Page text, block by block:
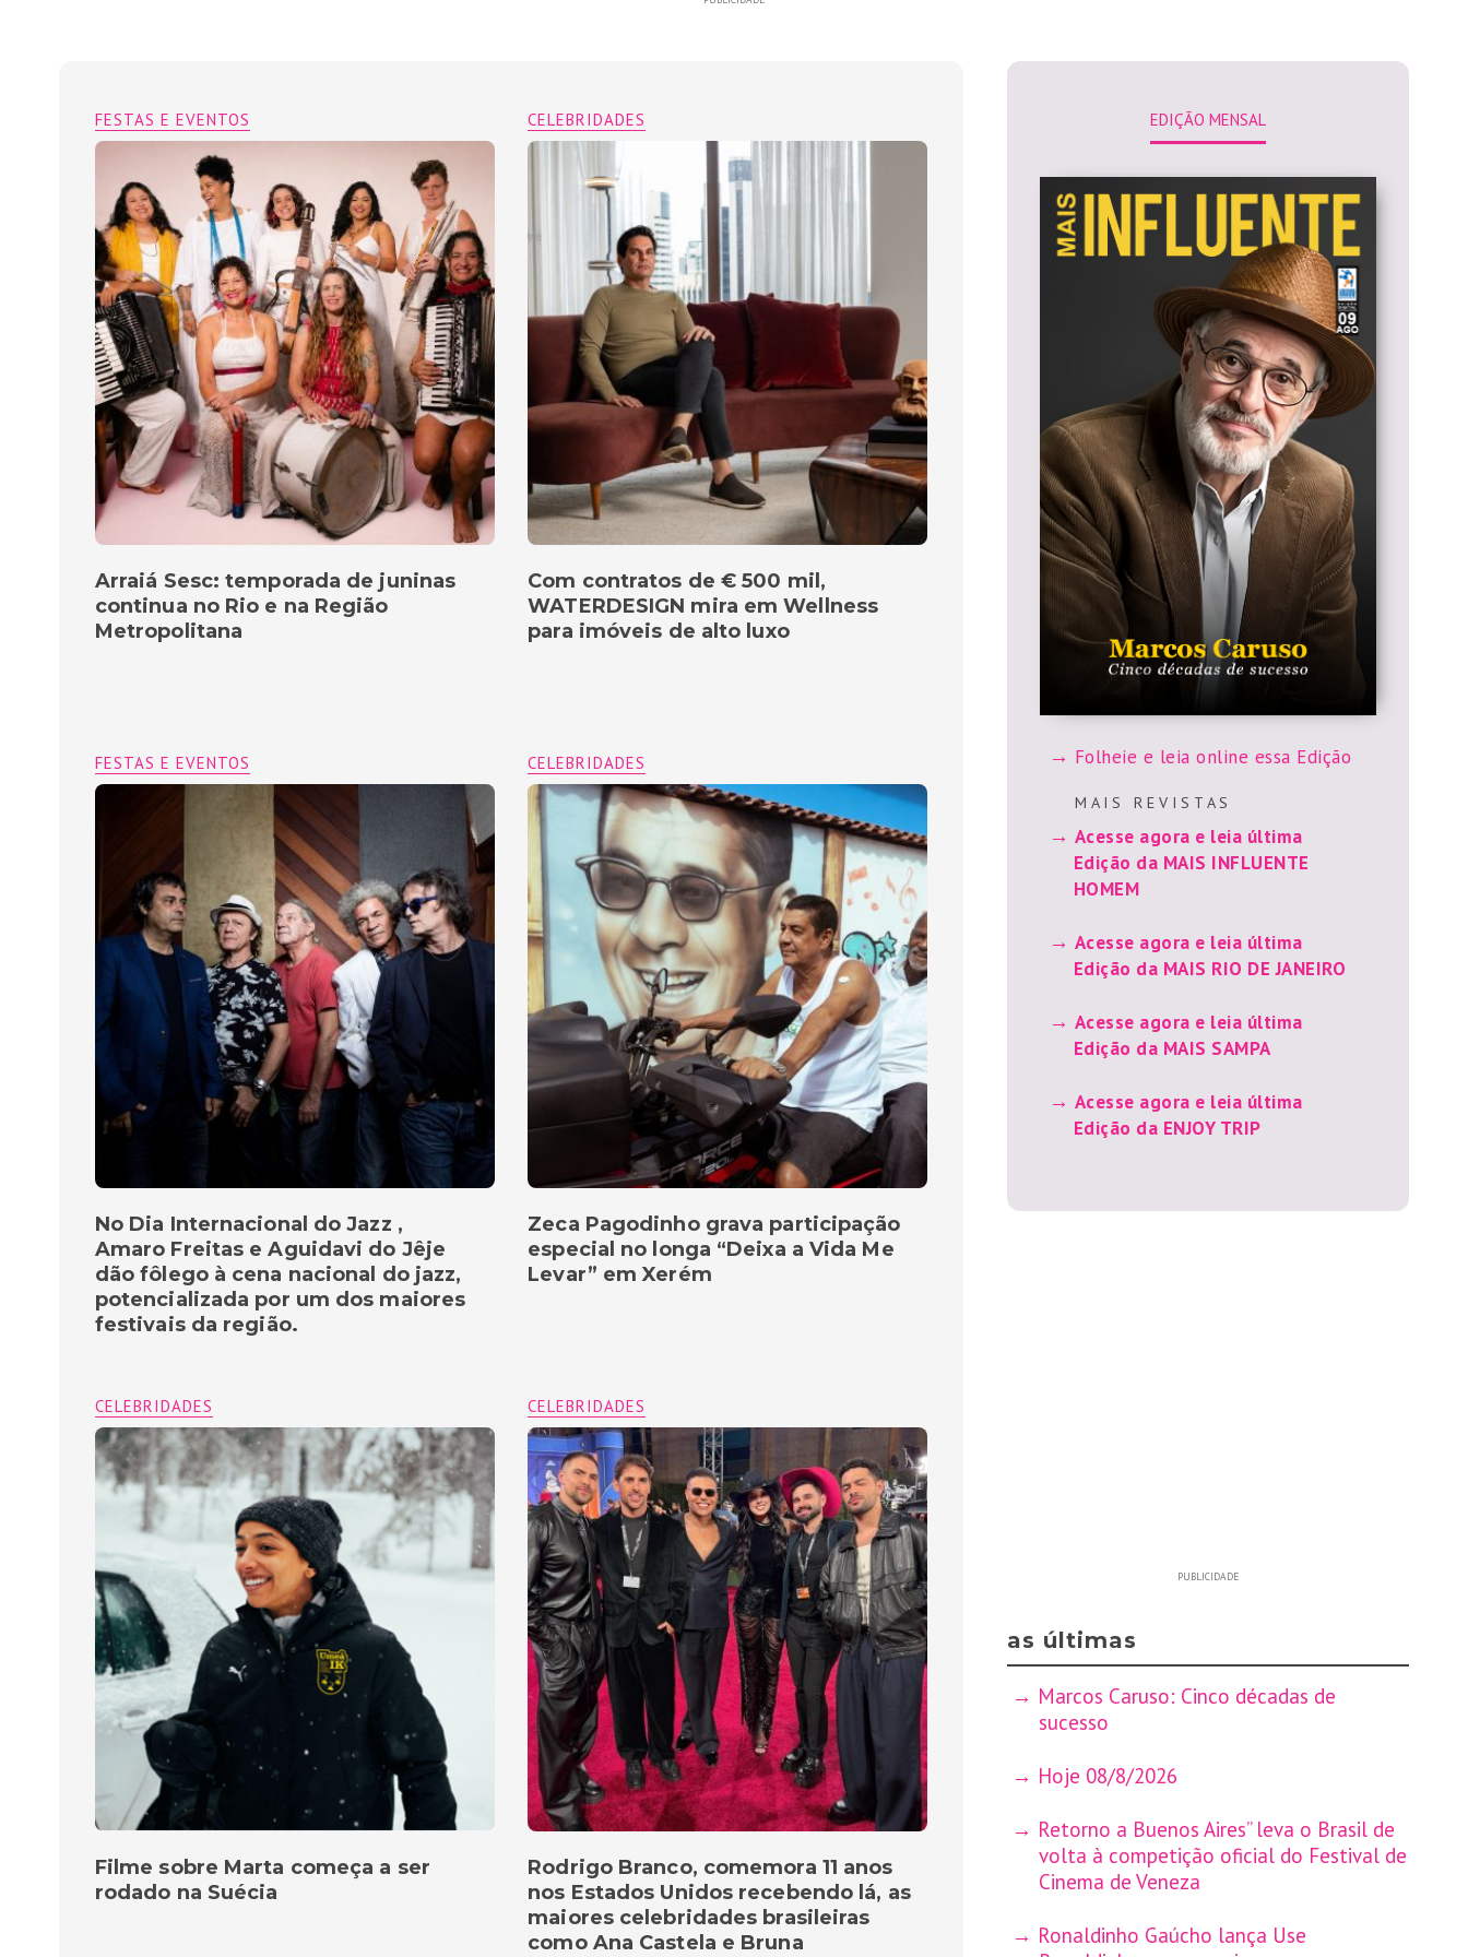
CELEBRIDADES
Com contratos de € 500 mil,
WATERDESIGN mira em Wellness
para imóveis de alto luxo
FESTAS E EVENTOS
Arraiá Sesc: temporada de juninas
continua no Rio e na Região
Metropolitana
CELEBRIDADES
Zeca Pagodinho grava participação
especial no longa “Deixa a Vida Me
Levar” em Xerém
FESTAS E EVENTOS
No Dia Internacional do Jazz ,
Amaro Freitas e Aguidavi do Jêje
dão fôlego à cena nacional do jazz,
potencializada por um dos maiores
festivais da região.
CELEBRIDADES
Rodrigo Branco, comemora 11 anos
nos Estados Unidos recebendo lá, as
maiores celebridades brasileiras
como Ana Castela e Bruna
CELEBRIDADES
Filme sobre Marta começa a ser
rodado na Suécia
EDIÇÃO MENSAL
Folheie e leia online essa Edição
M A I S R E V I S T A S
Acesse agora e leia última
Edição da MAIS INFLUENTE
HOMEM
Acesse agora e leia última
Edição da MAIS RIO DE JANEIRO
Acesse agora e leia última
Edição da MAIS SAMPA
Acesse agora e leia última
Edição da ENJOY TRIP
PUBLICIDADE
as últimas
Marcos Caruso: Cinco décadas de
sucesso
Hoje 08/8/2026
Retorno a Buenos Aires” leva o Brasil de
volta à competição oficial do Festival de
Cinema de Veneza
Ronaldinho Gaúcho lança Use